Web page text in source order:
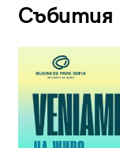
Събития